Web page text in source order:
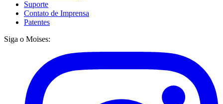
Suporte
Contato de Imprensa
Patentes
Siga o Moises: